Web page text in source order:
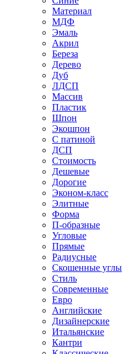
Материал
МДФ
Эмаль
Акрил
Береза
Дерево
Дуб
ЛДСП
Массив
Пластик
Шпон
Экошпон
С патиной
ДСП
Стоимость
Дешевые
Дорогие
Эконом-класс
Элитные
Форма
П-образные
Угловые
Прямые
Радиусные
Скошенные углы
Стиль
Современные
Евро
Английские
Дизайнерские
Итальянские
Кантри